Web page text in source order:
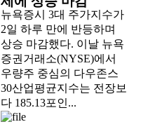
뉴욕증시 3대 주가지수가
2일 하루 만에 반등하며
상승 마감했다. 이날 뉴욕
증권거래소(NYSE)에서
우량주 중심의 다우존스
30산업평균지수는 전장보
다 185.13포인...